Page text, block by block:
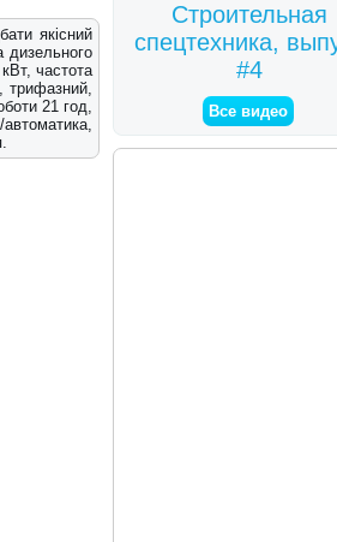
Строительная
спецтехника,
#4
Все видео
якісний
дизельного
частота
трифазний,
21 год,